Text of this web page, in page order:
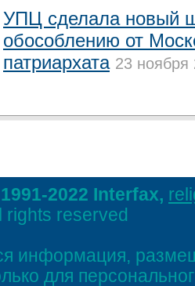
УПЦ сделала новый
обособлению от
патриархата 23 ноября
2022 Interfax,
rights reserved
информация,
для